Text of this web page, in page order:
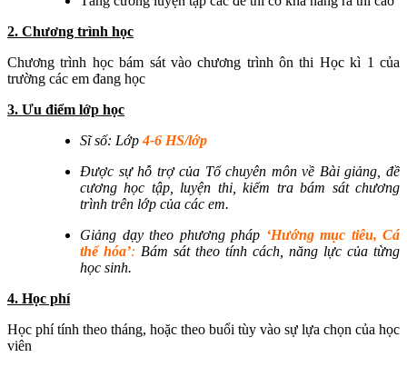
2. Chương trình học
Chương trình học bám sát vào chương trình ôn thi Học kì 1 của
trường các em đang học
3. Ưu điểm lớp học
Sĩ số: Lớp4-6 HS/lớp
Được sự hỗ trợ của Tổ chuyên môn về Bài giảng, đề
cương học tập, luyện thi, kiểm tra bám sát chương
trình trên lớp của các em.
Giảng dạy theo phương pháp ‘Hướng mục tiêu, Cá
thể hóa’: Bám sát theo tính cách, năng lực của từng
học sinh.
4. Học phí
Học phí tính theo tháng, hoặc theo buổi tùy vào sự lựa chọn của học
viên